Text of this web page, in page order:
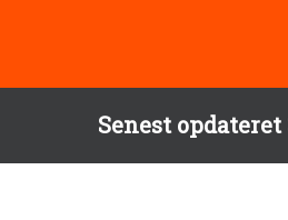
Senest opdateret